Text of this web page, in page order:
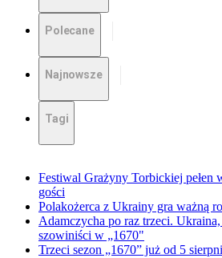
Polecane
Najnowsze
Tagi
Festiwal Grażyny Torbickiej pełen
gości
Polakożerca z Ukrainy gra ważną
Adamczycha po raz trzeci.
szowiniści w „1670"
Trzeci sezon „1670” już od 5